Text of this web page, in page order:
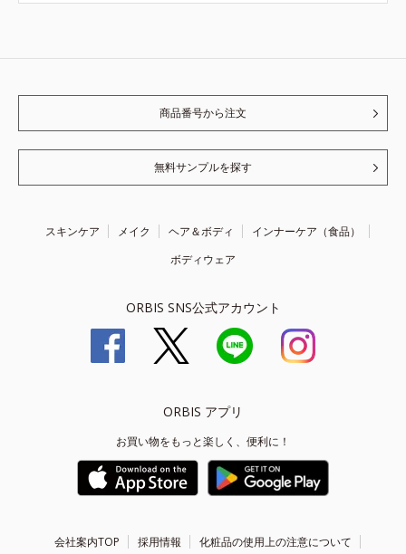
商品番号から注文
無料サンプルを探す
スキンケア メイク ヘア＆ボディ
インナーケア（食品）
ボディウェア
ORBIS SNS公式アカウント
ORBIS アプリ
お買い物をもっと楽しく、便利に！
会社案内TOP 採用情報 化粧品の使用上の注意について